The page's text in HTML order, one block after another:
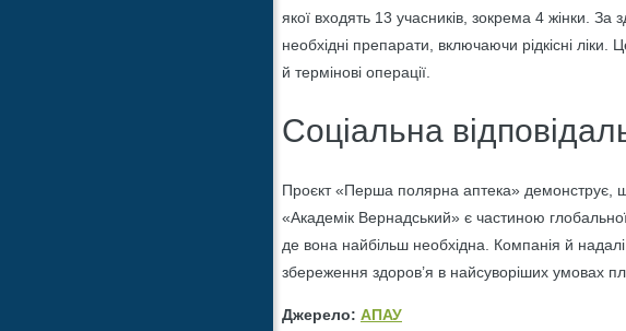
якої входять 13 учасників, зокрема 4 жінки. За
необхідні препарати, включаючи рідкісні
й термінові операції.
Соціальна
Проєкт «Перша полярна аптека» демонструє,
«Академік Вернадський» є частиною
де вона найбільш необхідна. Компанія й
збереження здоров’я в найсуворіших умовах
Джерело: АПАУ